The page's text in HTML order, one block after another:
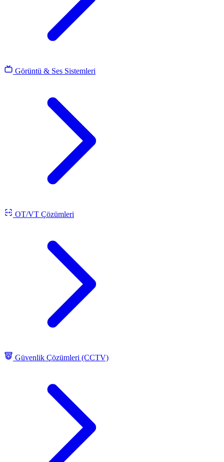
Görüntü & Ses Sistemleri
OT/VT Çözümleri
Güvenlik Çözümleri (CCTV)